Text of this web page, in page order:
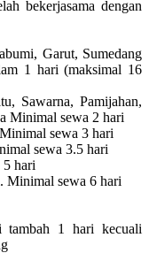
bekerjasama dengan
Garut, Sumedang
1 hari (maksimal 16
Sawarna, Pamijahan,
Minimal sewa 2 hari
sewa 3 hari
sewa 3.5 hari
hari
Minimal sewa 6 hari
tambah 1 hari kecuali